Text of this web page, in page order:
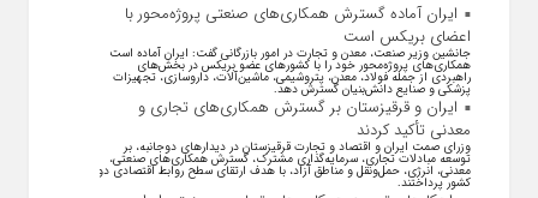
ایران آماده گسترش همکاری‌های صنعتی پروژه‌محور با
اعضای بریکس است
جانشین وزیر صنعت، معدن و تجارت در امور بازرگانی گفت: ایران آماده است
همکاری‌های پروژه‌محور خود را با کشور‌های عضو بریکس در بخش‌های
راهبردی از جمله فولاد، معدن، پتروشیمی، ماشین‌آلات، داروسازی، تجهیزات
پزشکی و صنایع دانش‌بنیان گسترش دهد.
ایران و قرقیزستان بر گسترش همکاری‌های تجاری و
معدنی تأکید کردند
وزرای صمت ایران و اقتصاد و تجارت قرقیزستان در دیدار‌های دوجانبه، بر
توسعه مبادلات تجاری، سرمایه‌گذاری مشترک، گسترش همکاری‌های صنعتی،
معدنی، انرژی، حمل‌ونقل و مناطق آزاد، با هدف ارتقای سطح روابط اقتصادی دو
کشور پرداختند.